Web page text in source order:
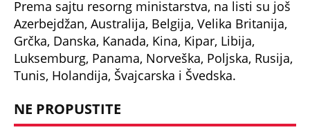
Prema sajtu resorng ministarstva, na listi su još
Azerbejdžan, Australija, Belgija, Velika Britanija,
Grčka, Danska, Kanada, Kina, Kipar, Libija,
Luksemburg, Panama, Norveška, Poljska, Rusija,
Tunis, Holandija, Švajcarska i Švedska.
NE PROPUSTITE